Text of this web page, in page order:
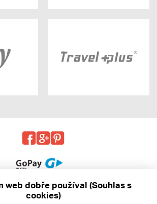
web dobře používal (Souhlas s
cookies)